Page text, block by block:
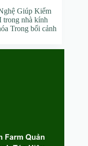
Giúp Kiểm
nhà kính
Trong bối cảnh